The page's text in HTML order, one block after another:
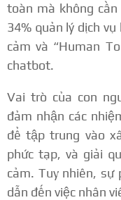
toàn mà không
34% quản lý dịch
cảm và “Human
chatbot.
Vai trò của con
đảm nhận các
để tập trung vào
phức tạp, và giải
cảm. Tuy nhiên, sự
dẫn đến việc nhân